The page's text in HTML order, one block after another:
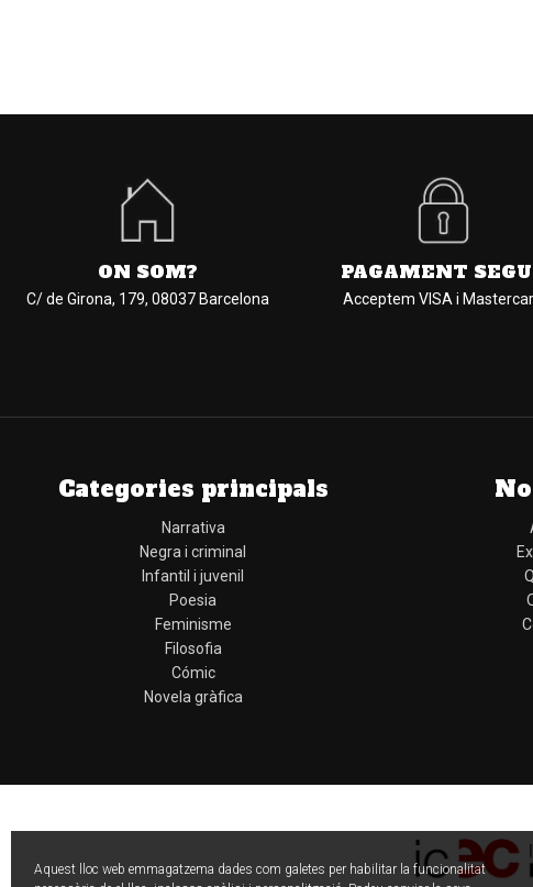
ON SOM?
C/ de Girona, 179, 08037 Barcelona
PAGAMENT
Acceptem VISA i
Categories principals
Narrativa
Negra i criminal
Infantil i juvenil
Poesia
Feminisme
Filosofia
Cómic
Novela gràfica
Aquest lloc web emmagatzema dades com galetes per habilitar la funcionalitat